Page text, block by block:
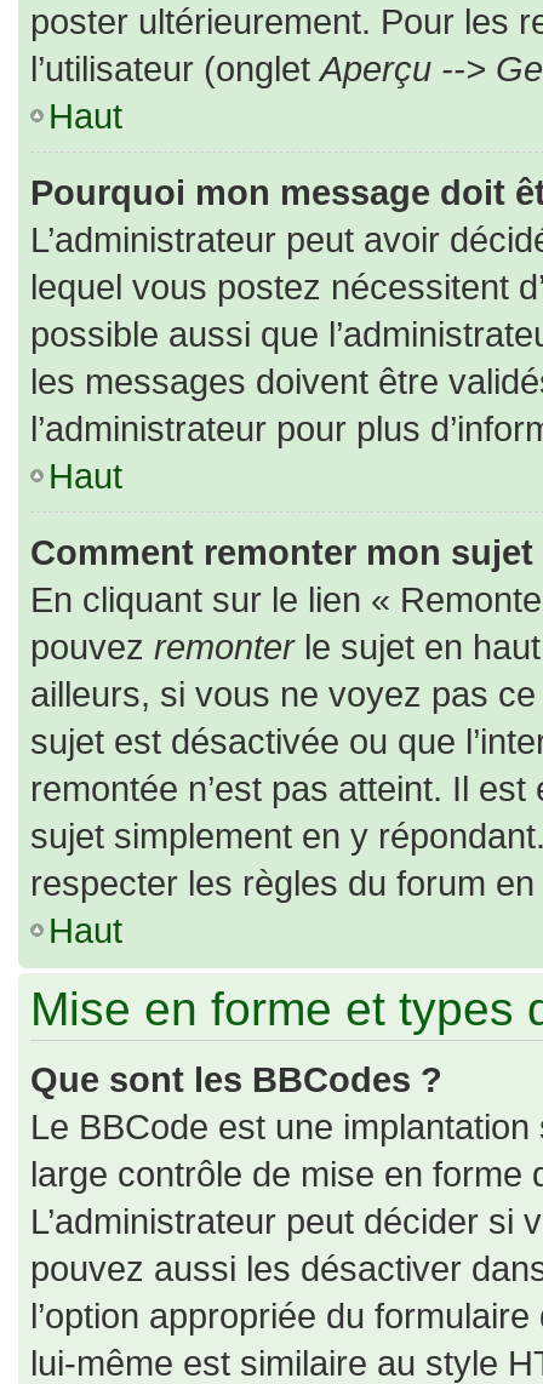
poster ultérieurement. Pour les
l’utilisateur (ongletAperçu -->
Haut
Pourquoi mon message doit
L’administrateur peut avoir
lequel vous postez nécessitent
possible aussi que
les messages doivent être
l’administrateur pour plus
Haut
Comment remonter mon sujet
En cliquant sur le lien «
pouvez remonterle sujet en
ailleurs, si vous ne voyez pas
sujet est désactivée ou que
remontée n’est pas atteint. Il
sujet simplement en y
respecter les règles du forum
Haut
Mise en forme et types
Que sont les BBCodes ?
Le BBCode est une
large contrôle de mise en forme
L’administrateur peut décider
pouvez aussi les désactiver
l’option appropriée du
lui-même est similaire au style